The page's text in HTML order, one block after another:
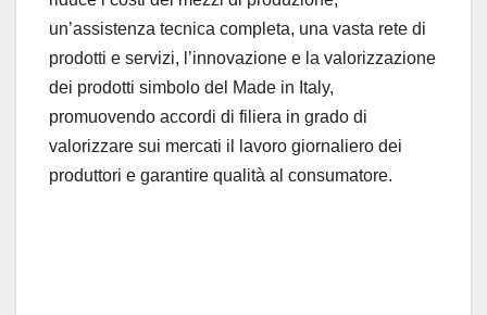
un’assistenza tecnica completa, una vasta rete di
prodotti e servizi, l’innovazione e la valorizzazione
dei prodotti simbolo del Made in Italy,
promuovendo accordi di filiera in grado di
valorizzare sui mercati il lavoro giornaliero dei
produttori e garantire qualità al consumatore.